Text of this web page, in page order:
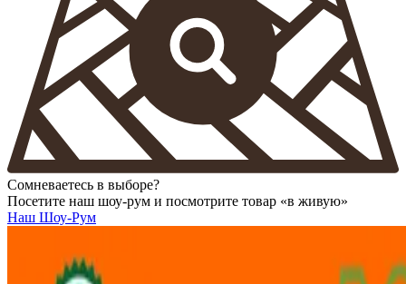
Сомневаетесь в выборе?
Посетите наш шоу-рум и посмотрите товар «в живую»
Наш Шоу-Рум